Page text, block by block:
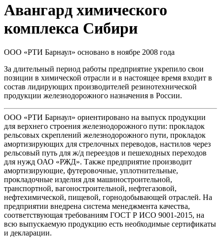
Авангард химического
комплекса Сибири
ООО «РТИ Барнаул» основано в ноябре 2008 года
За длительный период работы предприятие укрепило свои
позиции в химической отрасли и в настоящее время входит в
состав лидирующих производителей резинотехнической
продукции железнодорожного назначения в России.
ООО «РТИ Барнаул» ориентировано на выпуск продукции
для верхнего строения железнодорожного пути: прокладок
рельсовых скреплений железнодорожного пути, прокладок
амортизирующих для стрелочных переводов, настилов через
рельсовый путь для ж/д переездов и пешеходных переходов
для нужд ОАО «РЖД». Также предприятие производит
амортизирующие, футеровочные, уплотнительные,
прокладочные изделия для машиностроительной,
транспортной, вагоностроительной, нефтегазовой,
нефтехимической, пищевой, горнодобывающей отраслей. На
предприятии внедрена система менеджмента качества,
соответствующая требованиям ГОСТ Р ИСО 9001-2015, на
всю выпускаемую продукцию есть необходимые сертификаты
и декларации.